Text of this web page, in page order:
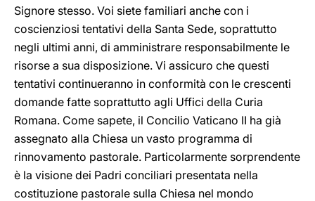
Signore stesso. Voi siete familiari anche con i
coscienziosi tentativi della Santa Sede, soprattutto
negli ultimi anni, di amministrare responsabilmente le
risorse a sua disposizione. Vi assicuro che questi
tentativi continueranno in conformità con le crescenti
domande fatte soprattutto agli Uffici della Curia
Romana. Come sapete, il Concilio Vaticano II ha già
assegnato alla Chiesa un vasto programma di
rinnovamento pastorale. Particolarmente sorprendente
è la visione dei Padri conciliari presentata nella
costituzione pastorale sulla Chiesa nel mondo